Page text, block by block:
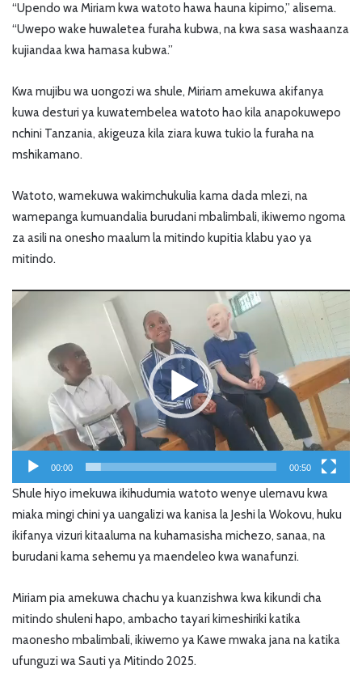
“Upendo wa Miriam kwa watoto hawa hauna kipimo,” alisema.
“Uwepo wake huwaletea furaha kubwa, na kwa sasa washaanza
kujiandaa kwa hamasa kubwa.”
Kwa mujibu wa uongozi wa shule, Miriam amekuwa akifanya
kuwa desturi ya kuwatembelea watoto hao kila anapokuwepo
nchini Tanzania, akigeuza kila ziara kuwa tukio la furaha na
mshikamano.
Watoto, wamekuwa wakimchukulia kama dada mlezi, na
wamepanga kumuandalia burudani mbalimbali, ikiwemo ngoma
za asili na onesho maalum la mitindo kupitia klabu yao ya
mitindo.
Video
00:00 00:50
Shule hiyo imekuwa ikihudumia watoto wenye ulemavu kwa
miaka mingi chini ya uangalizi wa kanisa la Jeshi la Wokovu, huku
ikifanya vizuri kitaaluma na kuhamasisha michezo, sanaa, na
burudani kama sehemu ya maendeleo kwa wanafunzi.
Miriam pia amekuwa chachu ya kuanzishwa kwa kikundi cha
mitindo shuleni hapo, ambacho tayari kimeshiriki katika
maonesho mbalimbali, ikiwemo ya Kawe mwaka jana na katika
ufunguzi wa Sauti ya Mitindo 2025.